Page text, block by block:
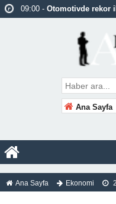
09:00 - Otomotivde rekor
Özgür Özel: Bir
İstanbul’da trafik
08:59 -
08:59 -Ankara’ya yeni
Ana Sayfa
Ana Sayfa Ekonomi